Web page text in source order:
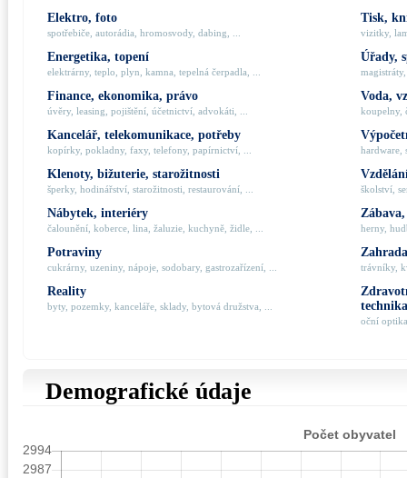
Elektro, foto
spotřebiče, autorádia, hromosvody, dabing, ...
Energetika, topení
elektrárny, teplo, plyn, kamna, tepelná čerpadla, ...
Finance, ekonomika, právo
úvěry, leasing, pojištění, účetnictví, advokáti, ...
Kancelář, telekomunikace, potřeby
kopírky, pokladny, faxy, telefony, papírnictví, ...
Klenoty, bižuterie, starožitnosti
šperky, hodinářství, starožitnosti, restaurování, ...
Nábytek, interiéry
čalounění, koberce, lina, žaluzie, kuchyně, židle, ...
Potraviny
cukrárny, uzeniny, nápoje, sodobary, gastrozařízení, ...
Reality
byty, pozemky, kanceláře, sklady, bytová družstva, ...
Tisk,
vizitky,
Úřady,
Voda,
koupelny,
hardware,
školství,
herny,
trávníky,
technika
oční
Demografické údaje